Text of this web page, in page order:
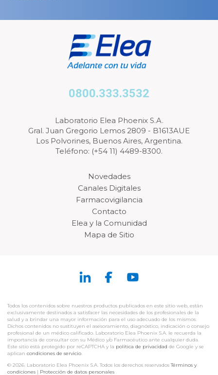
0800.333.3532
Laboratorio Elea Phoenix S.A.
Gral. Juan Gregorio Lemos 2809 - B1613AUE
Los Polvorines, Buenos Aires, Argentina.
Teléfono: (+54 11) 4489-8300.
Novedades
Canales Digitales
Farmacovigilancia
Contacto
Elea y la Comunidad
Mapa de Sitio
Todos los contenidos sobre nuestros productos publicados en este sitio web, están
exclusivamente destinados a satisfacer las necesidades de los profesionales de la
salud y a brindar una mayor información para el uso adecuado de los mismos.
Dichos contenidos no sustituyen el asesoramiento, diagnóstico, indicación o consejo
profesional de un médico calificado. Laboratorio Elea Phoenix S.A. le recuerda la
importancia de consultar con su Médico y/o Farmacéutico ante cualquier duda.
Este sitio está protegido por reCAPTCHA y la política de privacidad de Google y se
aplican condiciones de servicio.
© 2026. Laboratorio Elea Phoenix S.A. Todos los derechos reservadosTérminos y
condiciones | Protección de datos personales